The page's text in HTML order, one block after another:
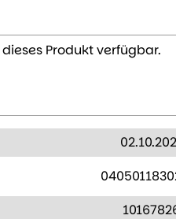
Produkt verfügbar.